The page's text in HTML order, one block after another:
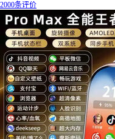
2000条评价